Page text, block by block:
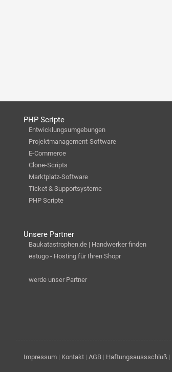
PHP Scripte
Entwicklungsumgebungen
Projektmanagement-Software
E-Commerce
Clone-Scripts
Marktplatz-Software
Ticket & Supportsysteme
PHP Scripte
Unsere Partner
Baukatastrophen.de | Handwerker finden
estugo - Hosting für Ihren Shopr
werde unser Partner
Impressum| Kontakt| AGB| Haftungsaussschluß |